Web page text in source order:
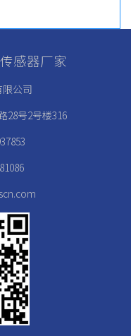
感器厂家
公司
28号2号楼316